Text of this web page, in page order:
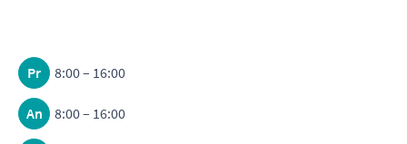
Pr 8:00 – 16:00
An 8:00 – 16:00